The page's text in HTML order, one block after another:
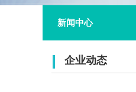
新闻中心
企业动态